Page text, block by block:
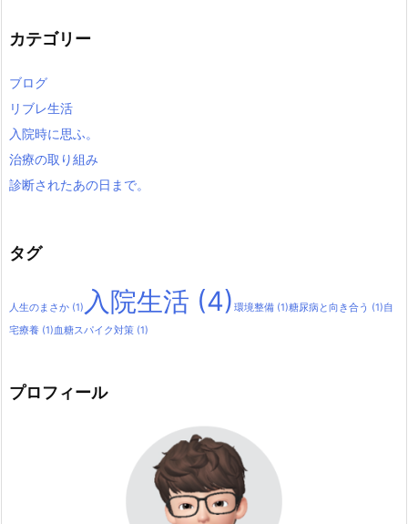
カテゴリー
ブログ
リブレ生活
入院時に思ふ。
治療の取り組み
診断されたあの日まで。
タグ
人生のまさか (1) 入院生活 (4) 環境整備 (1)糖尿病と向き合う (1)自
宅療養 (1)血糖スパイク対策 (1)
プロフィール